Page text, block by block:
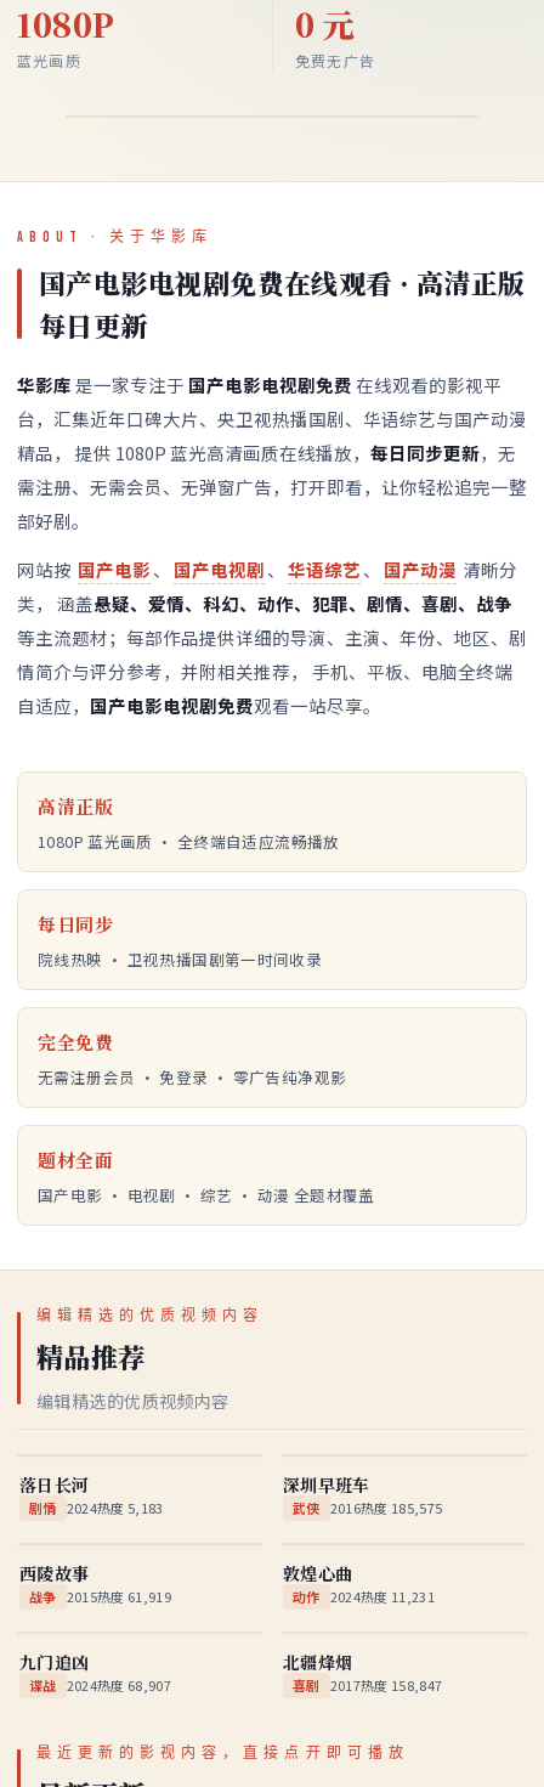
1080P
蓝光画质
0 元
免费无广告
剧情
ABOUT · 关于华影库
国产电影电视剧免费在线观看 · 高清正版
每日更新
华影库是一家专注于 国产电影电视剧免费在线观看的影视平
台，汇集近年口碑大片、央卫视热播国剧、华语综艺与国产动漫
精品， 提供 1080P 蓝光高清画质在线播放， 每日同步更新，无
需注册、无需会员、无弹窗广告，打开即看，让你轻松追完一整
部好剧。
网站按 国产电影、 国产电视剧、 华语综艺、 国产动漫 清晰分
类， 涵盖悬疑、爱情、科幻、动作、犯罪、剧情、喜剧、战争
等主流题材；每部作品提供详细的导演、主演、年份、地区、剧
情简介与评分参考，并附相关推荐， 手机、平板、电脑全终端
自适应， 国产电影电视剧免费观看一站尽享。
高清正版
1080P 蓝光画质 · 全终端自适应流畅播放
每日同步
院线热映 · 卫视热播国剧第一时间收录
完全免费
无需注册会员 · 免登录 · 零广告纯净观影
题材全面
国产电影 · 电视剧 · 综艺 · 动漫 全题材覆盖
编辑精选的优质视频内容
精品推荐
编辑精选的优质视频内容
国产
落日长河
剧情 2024热度 5,183
国产
深圳早班车
武侠 2016热度 185,575
国产
西陵故事
西陵故事
战争 2015热度 61,919
国产
敦煌心曲
敦煌心曲
动作 2024热度 11,231
国产
九门追凶
九门追凶
谍战 2024热度 68,907
国产
北疆烽烟
北疆烽烟
喜剧 2017热度 158,847
最近更新的影视内容，直接点开即可播放